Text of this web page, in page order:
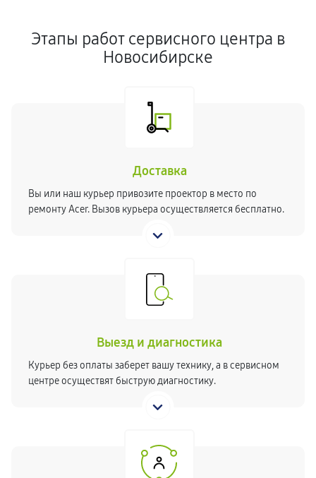
Этапы работ сервисного центра в
Новосибирске
Доставка
Вы или наш курьер привозите проектор в место по
ремонту Acer. Вызов курьера осуществляется бесплатно.
Выезд и диагностика
Курьер без оплаты заберет вашу технику, а в сервисном
центре осуществят быструю диагностику.